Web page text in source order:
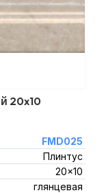
20x10
FMD025
Плинтус
20x10
глянцевая